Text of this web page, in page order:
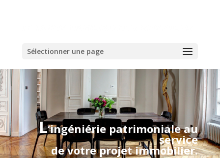
Sélectionner une page
L‘ingéniérie patrimoniale au
service
de votre projet immobilier.